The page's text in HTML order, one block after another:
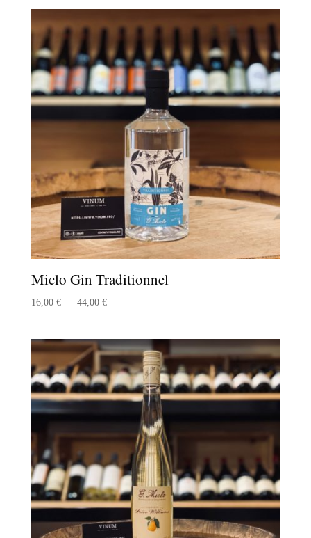
49,00 €
Miclo Gin Traditionnel
16,00 € – 44,00 €Plage
16,00 €
44,00 €